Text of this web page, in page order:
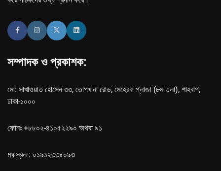
সম্পাদক ও প্রকাশক:
মো: সাখাওয়াত হোসেন ৩৩, তোপখানা রোড, মেহেরবা প্লাজা (৮ম তলা), শাহবাগ,
ঢাকা-১০০০
ফোনঃ +৮৮০২-৪১০৫২২৯০ অথবা ৯১
মফস্বল : ০১৯১২৩৩৪০৯৩